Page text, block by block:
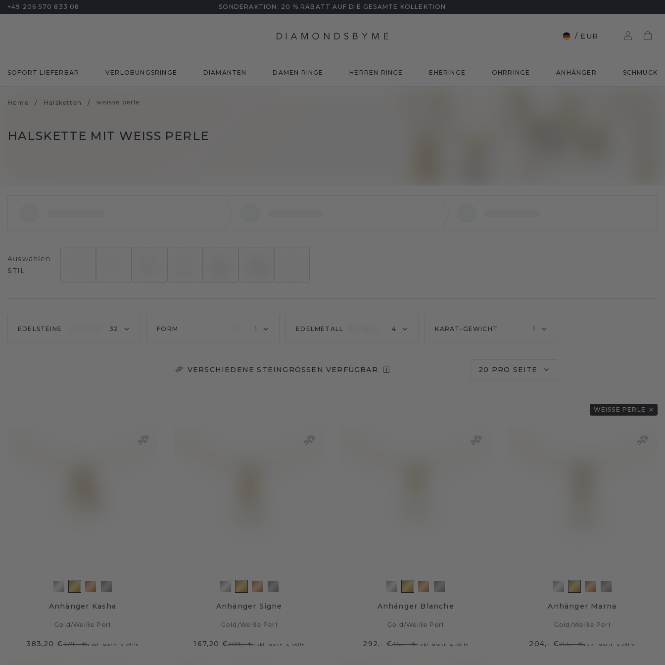
+49 206 570 833 08 SONDERAKTION: 20 % RABATT AUF DIE GESAMTE KOLLEKTION
/ EUR
SOFORT LIEFERBAR VERLOBUNGSRINGE DIAMANTEN DAMEN RINGE HERREN RINGE EHERINGE OHRRINGE ANHÄNGER SCHMUCK
Home / Halsketten / weisse perle
HALSKETTE MIT WEISS PERLE
Auswählen
STIL
EDELSTEINE 32 FORM 1 EDELMETALL 4 KARAT-GEWICHT 1
VERSCHIEDENE STEINGRÖSSEN VERFÜGBAR 20 PRO SEITE
WEISSE PERLE
Anhänger Kasha
Gold /Weiße Perl
383,20 €479,- €Exkl. MwSt. & Zölle
Anhänger Signe
Gold /Weiße Perl
167,20 €209,- €Exkl. MwSt. & Zölle
Anhänger Blanche
Gold /Weiße Perl
292,- €365,- €Exkl. MwSt. & Zölle
Anhänger Marna
Gold /Weiße Perl
204,- €255,- €Exkl. MwSt. & Zölle